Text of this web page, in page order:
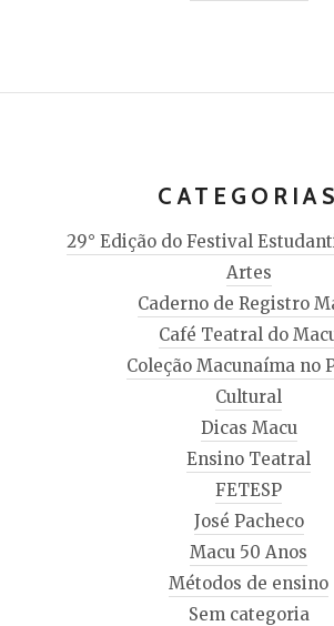
CATEGORIAS
29° Edição do Festival
Artes
Caderno de Registro
Café Teatral do
Coleção Macunaíma no
Cultural
Dicas Macu
Ensino Teatral
FETESP
José Pacheco
Macu 50 Anos
Métodos de ensino
Sem categoria